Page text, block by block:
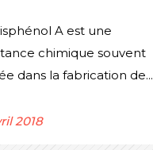
A est une
chimique souvent
dans la fabrication de...
2018